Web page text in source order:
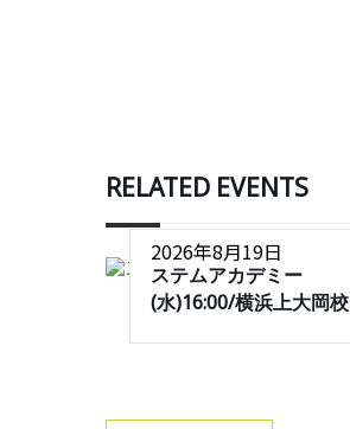
RELATED EVENTS
2026年8月19日
ステムアカデミー
(水)16:00/横浜上大岡校